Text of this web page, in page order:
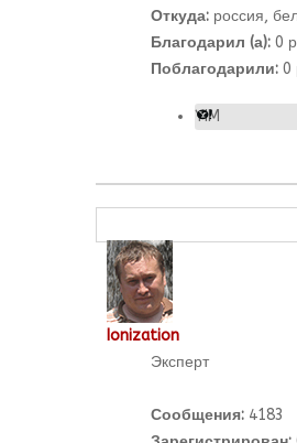
Откуда: россия,
Благодарил (а): 0
Поблагодарили: 0
YIM
Ionization
Эксперт
Сообщения: 4183